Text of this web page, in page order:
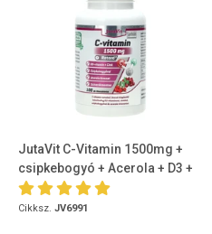
JutaVit C-Vitamin 1500mg +
csipkebogyó + Acerola + D3 +
Cink 100db
Cikksz. JV6991